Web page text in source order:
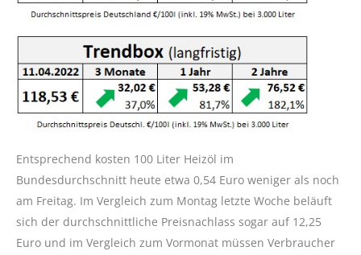
Entsprechend kosten 100 Liter Heizöl im
Bundesdurchschnitt heute etwa 0,54 Euro weniger als noch
am Freitag. Im Vergleich zum Montag letzte Woche beläuft
sich der durchschnittliche Preisnachlass sogar auf 12,25
Euro und im Vergleich zum Vormonat müssen Verbraucher